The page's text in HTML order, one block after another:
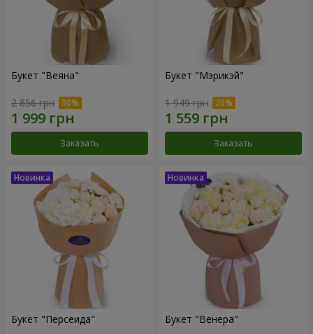
Букет "Веяна"
2 856 грн
Заказать
Букет "Мэрикэй"
1 949 грн
Заказать
Букет "Персеида" Букет "Венера"